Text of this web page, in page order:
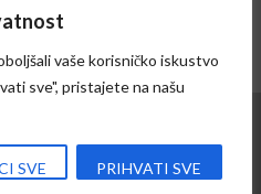
vaše korisničko iskustvo
sve", pristajete na našu
SVE PRIHVATI SVE
Hosting-Srbija